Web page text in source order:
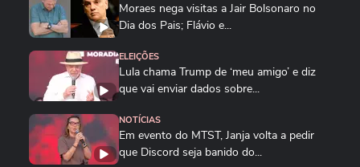
Moraes nega visitas a Jair Bolsonaro no
Dia dos Pais; Flávio e...
ELEIÇÕES
Lula chama Trump de ‘meu amigo’ e diz
que vai enviar dados sobre...
NOTÍCIAS
Em evento do MTST, Janja volta a pedir
que Discord seja banido do...